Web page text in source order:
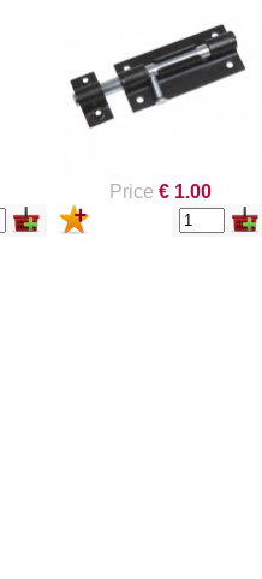
Price € 1.00